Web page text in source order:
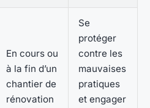
En cours ou
à la fin d’un
chantier de
rénovation
Se
protéger
contre les
mauvaises
pratiques
et engager